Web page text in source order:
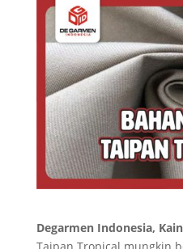
Degarmen Indonesia,